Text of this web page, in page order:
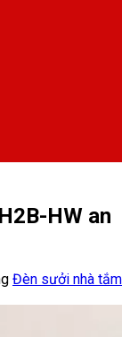
HW an
Đèn sưởi nhà tắm